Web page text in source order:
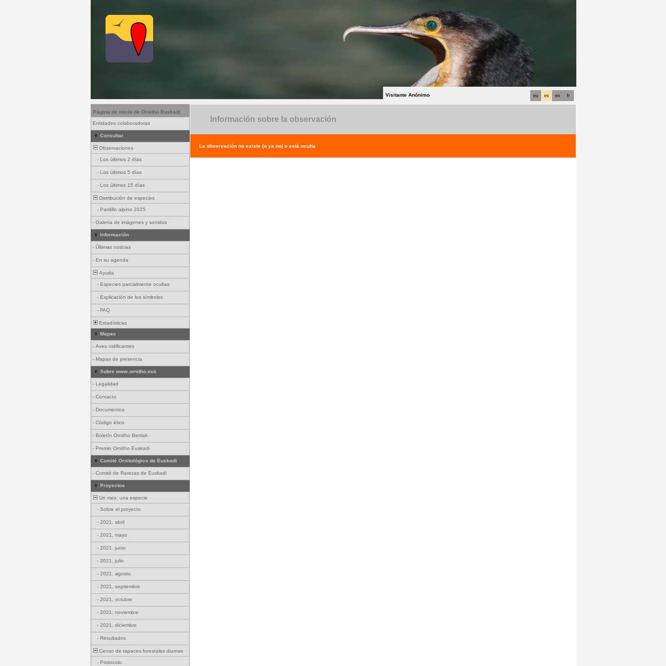
fr
en
es
eu
Visitante Anónimo
Página de inicio de Ornitho Euskadi
Entidades colaboradoras
Consultar
Observaciones
- Los últimos 2 días
- Los últimos 5 días
- Los últimos 15 días
Distribución de especies
- Pardillo alpino 2025
- Galería de imágenes y sonidos
Información
- Últimas noticias
- En su agenda
Ayuda
- Especies parcialmente ocultas
- Explicación de los símbolos
- FAQ
Estadísticas
Mapas
- Aves nidificantes
- Mapas de presencia
Sobre www.ornitho.eus
- Legalidad
- Contacto
- Documentos
- Código ético
- Boletín Ornitho Berriak
- Premio Ornitho Euskadi
Comité Ornitológico de Euskadi
- Comité de Rarezas de Euskadi
Proyectos
Un mes, una especie
- Sobre el proyecto
- 2021, abril
- 2021, mayo
- 2021, junio
- 2021, julio
- 2021, agosto
- 2021, septiembre
- 2021, octubre
- 2021, noviembre
- 2021, diciembre
- Resultados
Censo de rapaces forestales diurnas
- Protocolo
Información sobre la observación
La observación no existe (o ya no) o está oculta